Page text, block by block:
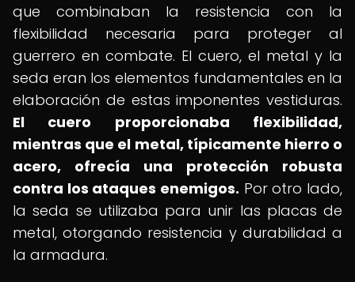
que combinaban la resistencia con la
flexibilidad necesaria para proteger al
guerrero en combate. El cuero, el metal y la
seda eran los elementos fundamentales en la
elaboración de estas imponentes vestiduras.
El cuero proporcionaba flexibilidad,
mientras que el metal, típicamente hierro o
acero, ofrecía una protección robusta
contra los ataques enemigos. Por otro lado,
la seda se utilizaba para unir las placas de
metal, otorgando resistencia y durabilidad a
la armadura.